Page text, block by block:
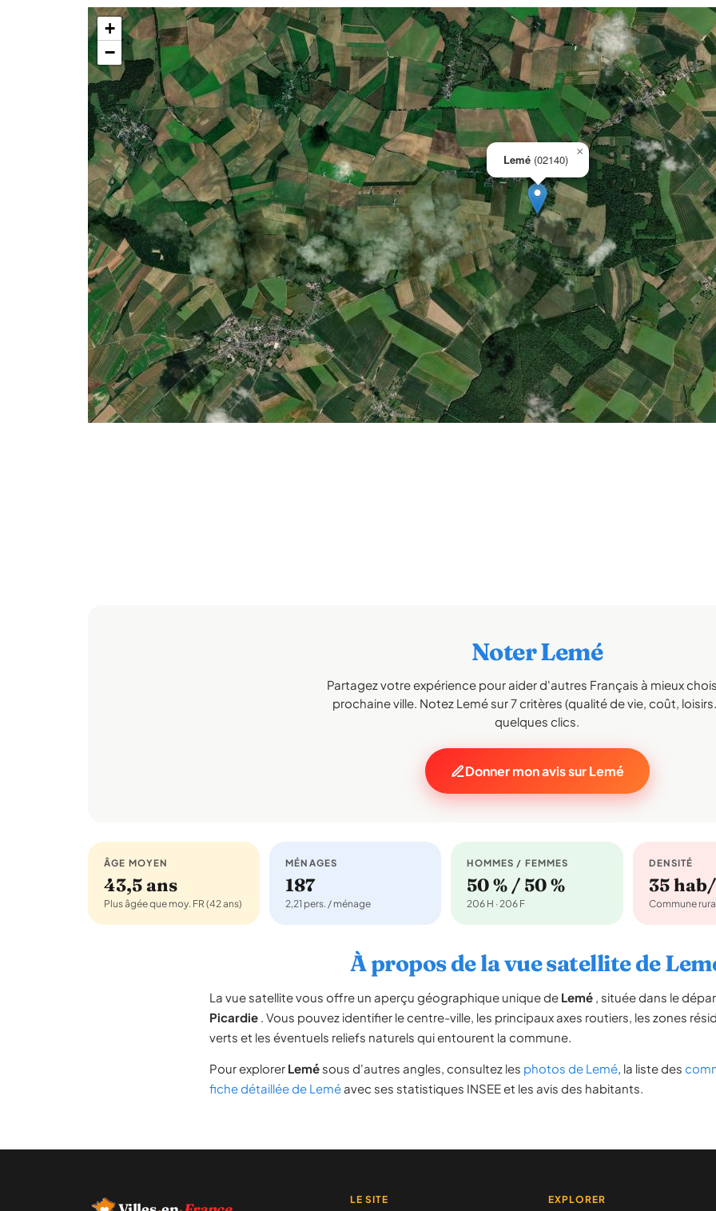
Lemé (02140)
×
+
−
Noter Lemé
Partagez votre expérience pour aider d'autres Français à mieux
prochaine ville. Notez Lemé sur 7 critères (qualité de vie, coût,
quelques clics.
Donner mon avis sur Lemé
ÂGE MOYEN
43,5 ans
Plus âgée que moy. FR (42 ans)
MÉNAGES
187
2,21 pers. / ménage
HOMMES / FEMMES
50 % / 50 %
206 H · 206 F
DENSITÉ
35
Commune
À propos de la vue satellite de
La vue satellite vous offre un aperçu géographique unique de Lemé , située dans le
Picardie . Vous pouvez identifier le centre-ville, les principaux axes routiers, les zones
verts et les éventuels reliefs naturels qui entourent la commune.
Pour explorer Lemé sous d'autres angles, consultez les photos de Lemé, la liste des
fiche détaillée de Lemé avec ses statistiques INSEE et les avis des habitants.
LE SITE EXPLORER